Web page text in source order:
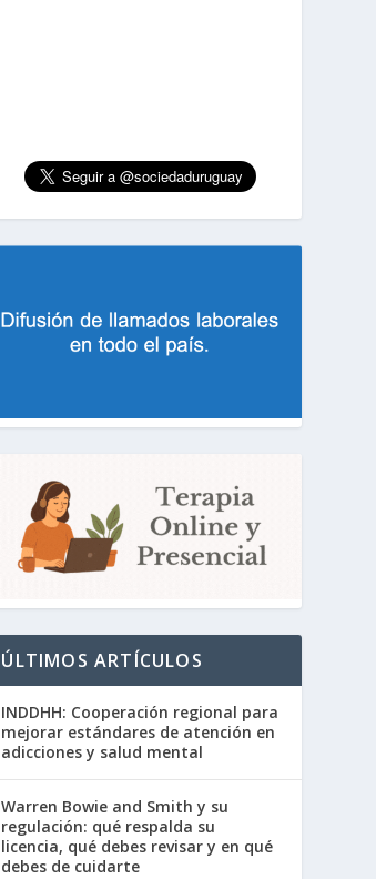
ÚLTIMOS ARTÍCULOS
INDDHH: Cooperación regional para
mejorar estándares de atención en
adicciones y salud mental
Warren Bowie and Smith y su
regulación: qué respalda su
licencia, qué debes revisar y en qué
debes de cuidarte